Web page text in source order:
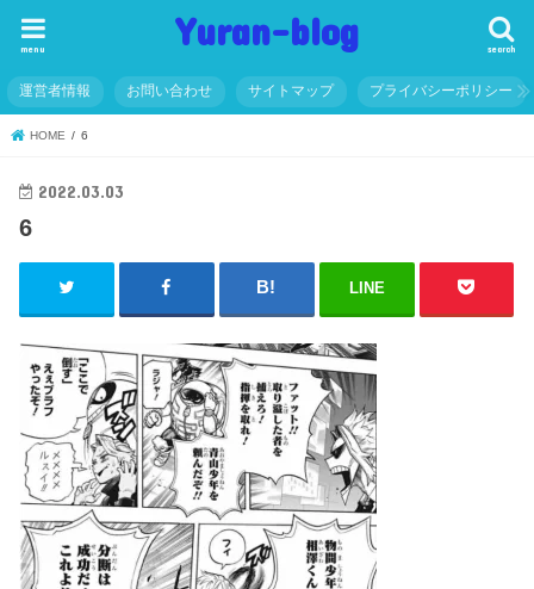
Yuran-blog search
menu
運営者情報 お問い合わせ サイトマップ プライバシーポリシー
HOME 6
2022.03.03
6
LINE